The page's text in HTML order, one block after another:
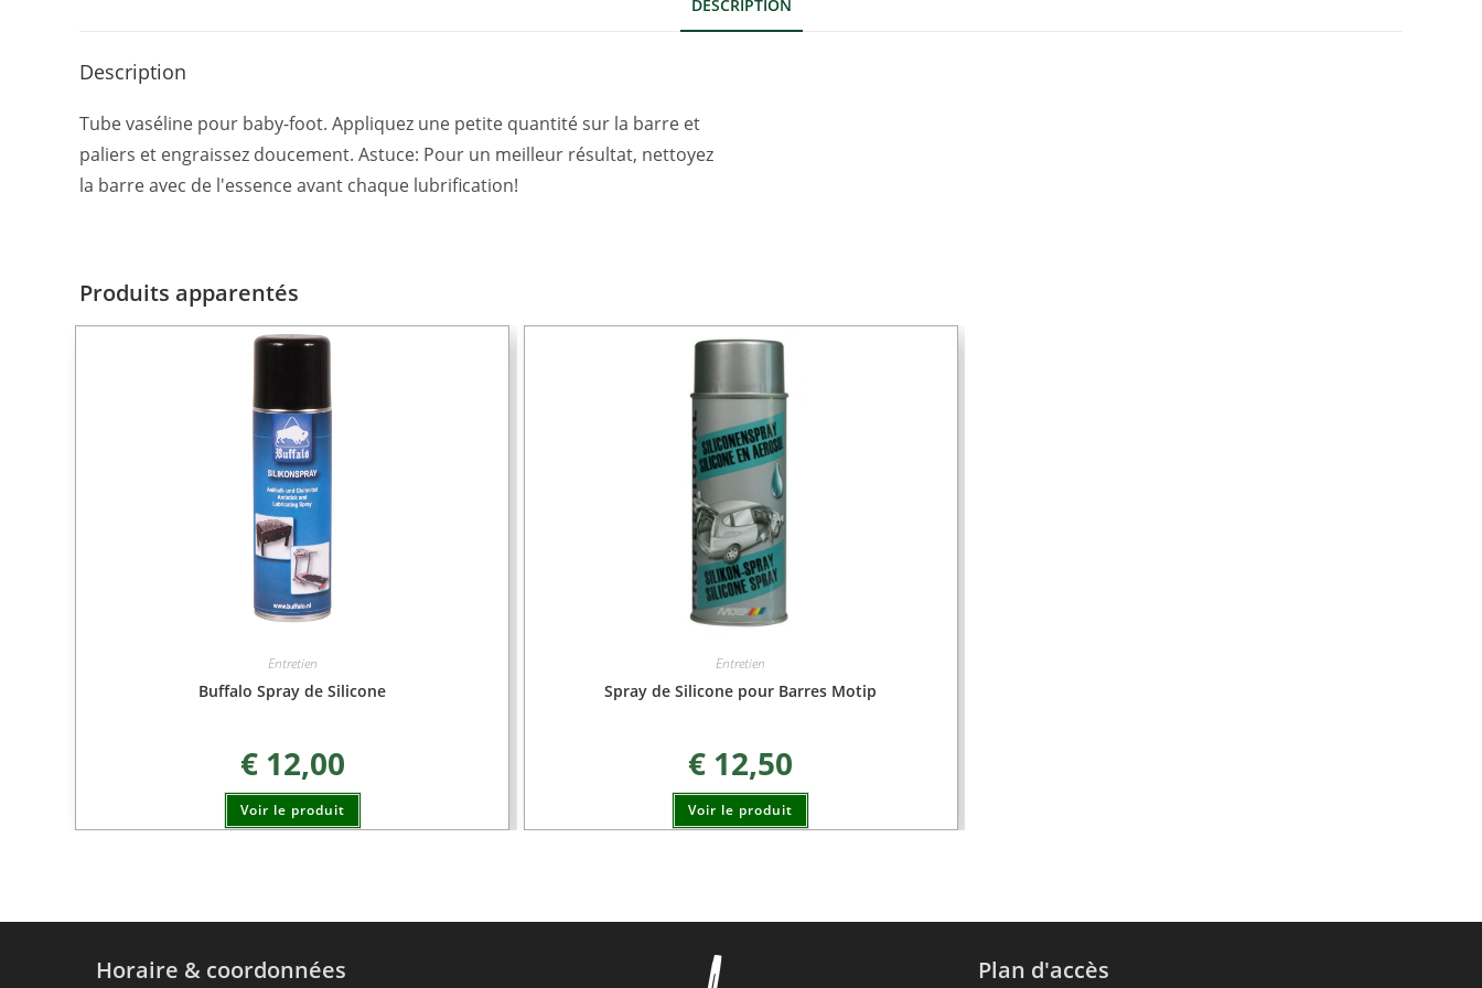
DESCRIPTION
Description
Tube vaséline pour baby-foot. Appliquez une petite quantité sur la barre et
paliers et engraissez doucement. Astuce: Pour un meilleur résultat, nettoyez
la barre avec de l'essence avant chaque lubrification!
Produits apparentés
Entretien
Buffalo Spray de Silicone
€12,00
Voir le produit
Entretien
Spray de Silicone pour Barres Motip
€ 12,50
Voir le produit
Horaire & coordonnées Plan d'accès